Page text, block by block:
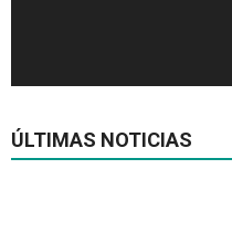
ÚLTIMAS NOTICIAS